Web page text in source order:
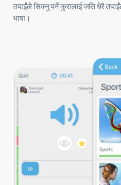
तपाईंले सिक्नु पर्ने कुरालाई जति धेरै
भाषा।